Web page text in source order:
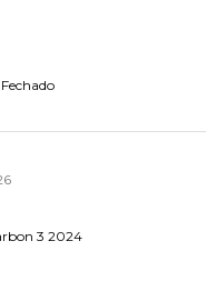
3 2024